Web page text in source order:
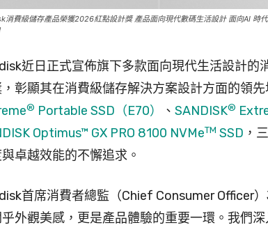
消費級儲存產品榮獲2026紅點設計獎 產品面向現代數碼生活設計 面向AI 時
近日正式宣佈旗下多款面向現代生活設計
彰顯其在消費級儲存解決方案設計方面的領
® Portable SSD（E70） 、 SANDISK®
Optimus™ GX PRO 8100 NVMeTM SSD ，
卓越效能的不懈追求。
首席消費者總監（Chief Consumer Officer
外觀美感，更是產品體驗的重要一環。我們